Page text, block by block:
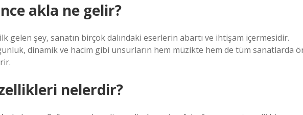
akla ne gelir?
gelen şey, sanatın birçok dalındaki eserlerin abartı ve ihtişam içermesidir.
dinamik ve hacim gibi unsurların hem müzikte hem de tüm sanatlarda
nelerdir?